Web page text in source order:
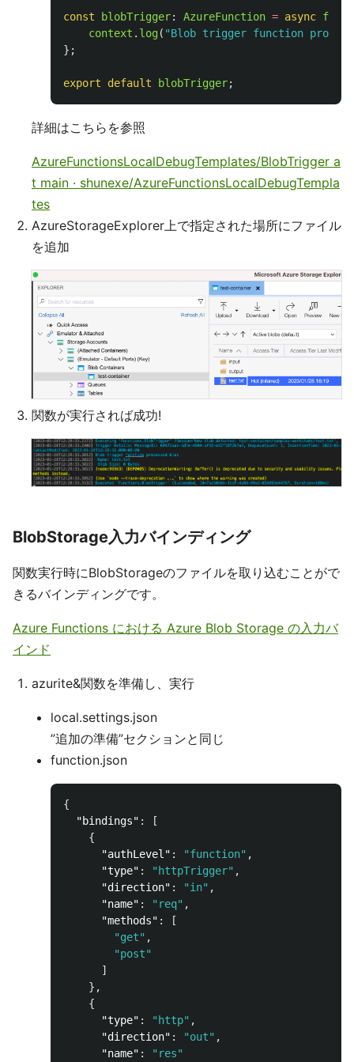
const blobTrigger: AzureFunction = async
context . log( "Blob trigger function
};
export default blobTrigger;
詳細はこちらを参照
AzureFunctionsLocalDebugTemplates/BlobTrigger a
t main · shunexe/AzureFunctionsLocalDebugTempla
tes
AzureStorageExplorer上で指定された場所にファイル
を追加
関数が実行されば成功!
BlobStorage入力バインディング
関数実行時にBlobStorageのファイルを取り込むことがで
きるバインディングです。
Azure Functions における Azure Blob Storage の入力バ
インド
azurite&関数を準備し、実行
local.settings.json
”追加の準備”セクションと同じ
function.json
{
"bindings" :
[
{
"authLevel" : "function" ,
"type" : "httpTrigger" ,
"direction" : "in" ,
"name" : "req" ,
"methods" :
[
"get" ,
"post"
]
},
{
"type" : "http" ,
"direction" : "out" ,
"name" :
"res"